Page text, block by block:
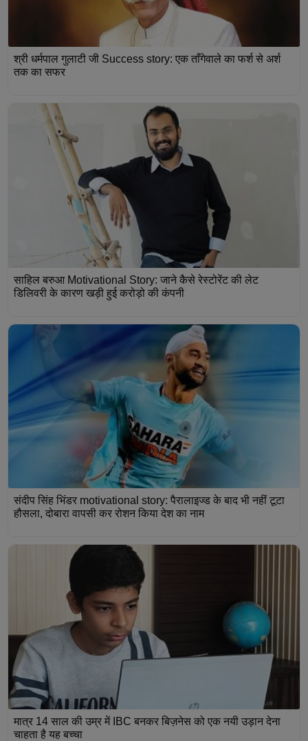
श्री धर्मपाल गुलाटी जी Success story: एक ताँगेवाले का फर्श से अर्श
तक का सफर
साहिल बरुआ Motivational Story: जाने कैसे रेस्टोरेंट की लेट
डिलिवरी के कारण खड़ी हुई करोड़ो की कंपनी
संदीप सिंह भिंडर motivational story: पैरालाइज्ड के बाद भी नहीं टूटा
हौसला, दोबारा वापसी कर रोशन किया देश का नाम
मात्र 14 साल की उम्र में IBC बनकर बिज़नेस को एक नयी उड़ान देना
चाहता है यह बच्चा